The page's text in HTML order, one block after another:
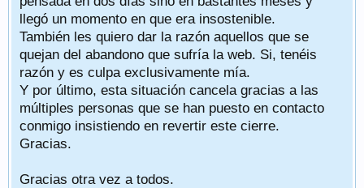
llegó un momento en que era insostenible.
También les quiero dar la razón aquellos que se
quejan del abandono que sufría la web. Si, tenéis
razón y es culpa exclusivamente mía.
Y por último, esta situación cancela gracias a las
múltiples personas que se han puesto en contacto
conmigo insistiendo en revertir este cierre.
Gracias.
Gracias otra vez a todos.